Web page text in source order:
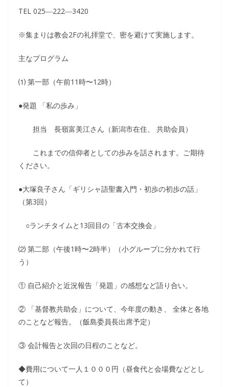
TEL 025―222―3420
※集まりは教会2Fの礼拝堂で、密を避けて実施します。
主なプログラム
⑴ 第一部（午前11時〜12時）
●発題 「私の歩み」
担当 長嶺富美江さん（新潟市在住、 共助会員）
これまでの信仰者としての歩みを話されます。ご期待
ください。
●大塚良子さん「ギリシャ語聖書入門・初歩の初歩の話」
（第3回）
○ランチタイムと13回目の「古本交換会」
⑵ 第二部（午後1時〜2時半）（小グループに分かれて行
う）
① 自己紹介と近況報告「発題」の感想など語り合い。
② 「基督教共助会」について、今年度の動き、 全体と各地
のことなど報告。（飯島委員長出席予定）
③ 会計報告と次回の日程のことなど。
◆費用について一人１０００円（昼食代と会場費などとし
て）